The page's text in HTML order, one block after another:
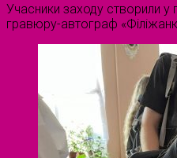
Учасники заходу створили у
гравюру-автограф